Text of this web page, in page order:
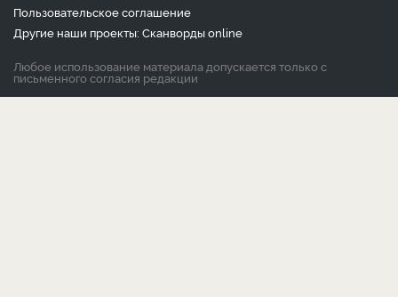
Пользовательское соглашение
Другие наши проекты: Сканвордыonline
Любое использование материала допускается только с
письменного согласия редакции